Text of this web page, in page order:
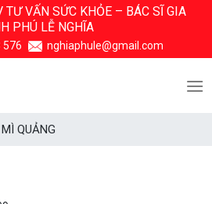
TƯ VẤN SỨC KHỎE – BÁC SĨ GIA
PHÚ LỄ NGHĨA
576 nghiaphule@gmail.com
MÌ QUẢNG